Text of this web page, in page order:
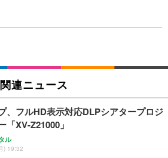
間工学 疲れない ブラック
フィスチェア デスクチェア 疲れない テレ
ェア 強化バックレスト 30度ロッキング機
ヘッドレスト ハンガー付き 高反発クッシ
ェア 通気性メッシュ ゲーミング/勉強/事
れ パソコンチェア (ブラック)
フィスチェア デスクチェア 疲れない テレ
】27"ゲーミングモニター DualSense 充電
（CFI-ZDM1J）
品】Dell E2724HS 27インチ 液晶モニタ
) ホワイト(吸収面:ライトブルー)
ーライフ ネオ・オムツ L 中型犬用 26枚入
スマートベーシック) 【Amazon.co.jp
関連ニュース
、フルHD表示対応DLPシアタープロジ
「XV-Z21000」
ル
) 19:32